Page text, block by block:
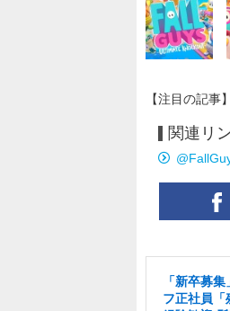
【注目の記事
関連リ
「新卒募
フ正社員「